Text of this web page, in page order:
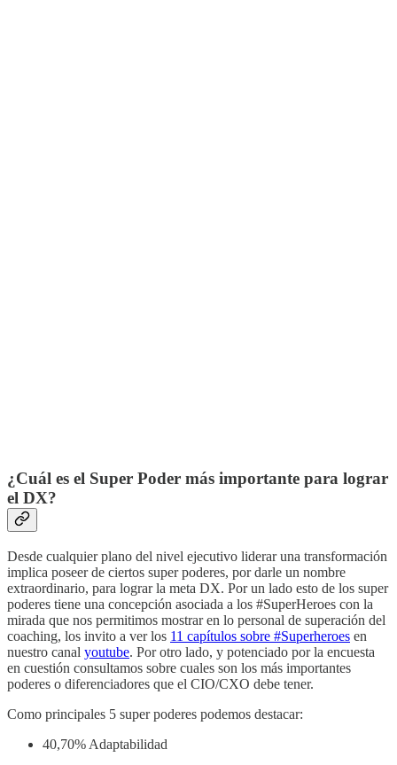
¿Cuál es el Super Poder más importante para lograr
el DX?
Desde cualquier plano del nivel ejecutivo liderar una transformación
implica poseer de ciertos super poderes, por darle un nombre
extraordinario, para lograr la meta DX. Por un lado esto de los super
poderes tiene una concepción asociada a los #SuperHeroes con la
mirada que nos permitimos mostrar en lo personal de superación del
coaching, los invito a ver los 11 capítulos sobre #Superheroes en
nuestro canal youtube. Por otro lado, y potenciado por la encuesta
en cuestión consultamos sobre cuales son los más importantes
poderes o diferenciadores que el CIO/CXO debe tener.
Como principales 5 super poderes podemos destacar:
40,70% Adaptabilidad